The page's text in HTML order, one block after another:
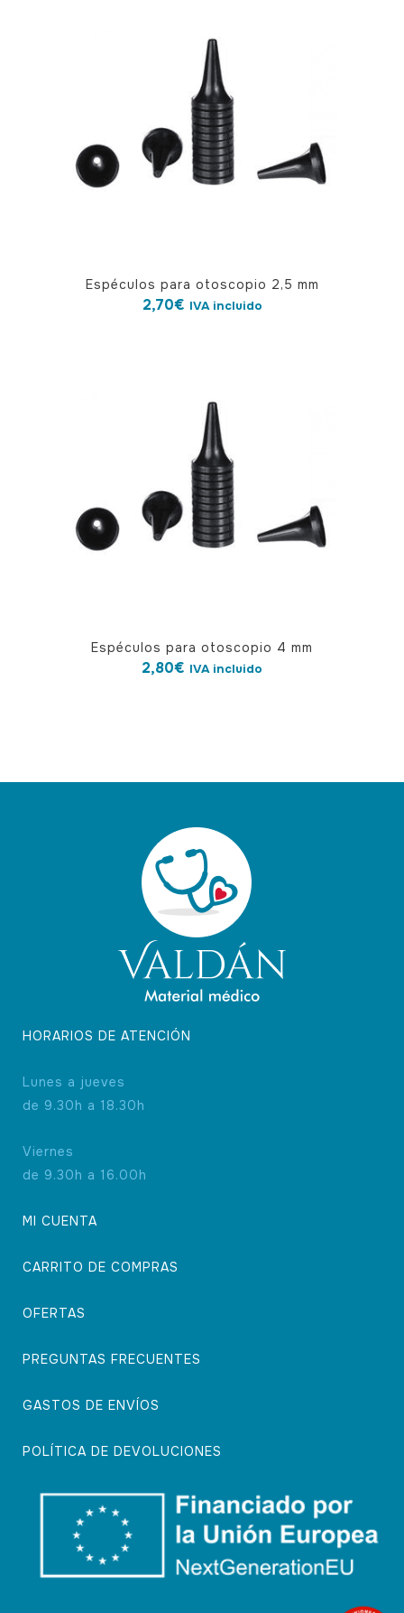
Espéculos para otoscopio 2,5 mm
2,70€ IVA incluido
Espéculos para otoscopio 4 mm
2,80€ IVA incluido
HORARIOS DE ATENCIÓN
Lunes a jueves
de 9.30h a 18.30h
Viernes
de 9.30h a 16.00h
MI CUENTA
CARRITO DE COMPRAS
OFERTAS
PREGUNTAS FRECUENTES
GASTOS DE ENVÍOS
POLÍTICA DE DEVOLUCIONES